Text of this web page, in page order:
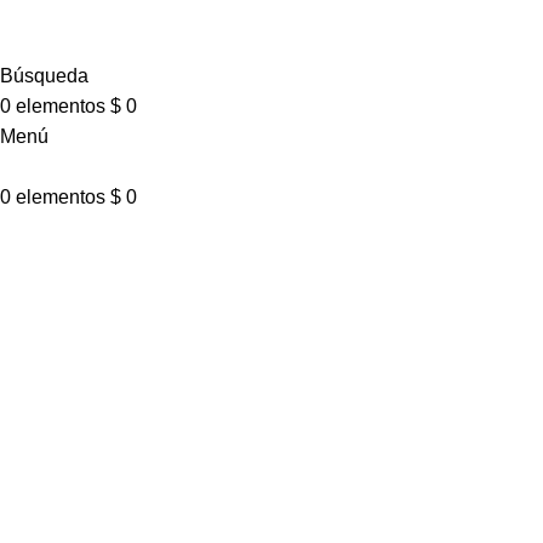
Búsqueda
0 elementos $ 0
Menú
0 elementos $ 0